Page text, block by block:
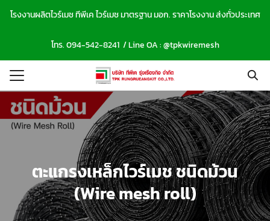
Skip
โรงงานผลิตไวร์เมช ทีพีเค ไวร์เมช มาตรฐาน มอก. ราคาโรงงาน ส่งทั่วประเทศ
โทร.094-542-8241/ Line OA :@tpkwiremesh
งเรา
ม/ผลงาน
ตะแกรงเหล็กไวร์เมช ชนิดม้วน
(Wire mesh roll)